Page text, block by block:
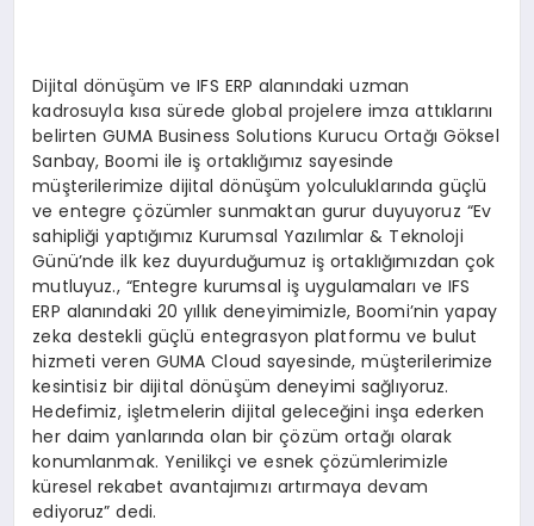
Dijital dönüşüm ve IFS ERP alanındaki uzman
kadrosuyla kısa sürede global projelere imza attıklarını
belirten GUMA Business Solutions Kurucu Ortağı Göksel
Sanbay, Boomi ile iş ortaklığımız sayesinde
müşterilerimize dijital dönüşüm yolculuklarında güçlü
ve entegre çözümler sunmaktan gurur duyuyoruz “Ev
sahipliği yaptığımız Kurumsal Yazılımlar & Teknoloji
Günü’nde ilk kez duyurduğumuz iş ortaklığımızdan çok
mutluyuz., “Entegre kurumsal iş uygulamaları ve IFS
ERP alanındaki 20 yıllık deneyimimizle, Boomi’nin yapay
zeka destekli güçlü entegrasyon platformu ve bulut
hizmeti veren GUMA Cloud sayesinde, müşterilerimize
kesintisiz bir dijital dönüşüm deneyimi sağlıyoruz.
Hedefimiz, işletmelerin dijital geleceğini inşa ederken
her daim yanlarında olan bir çözüm ortağı olarak
konumlanmak. Yenilikçi ve esnek çözümlerimizle
küresel rekabet avantajımızı artırmaya devam
ediyoruz” dedi.